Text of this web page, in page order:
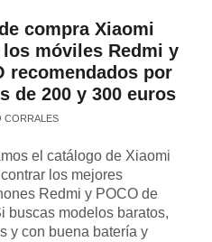
compra Xiaomi
los móviles Redmi y
recomendados por
de 200 y 300 euros
CORRALES
el catálogo de Xiaomi
los mejores
Redmi y POCO de
buscas modelos baratos,
y con buena batería y